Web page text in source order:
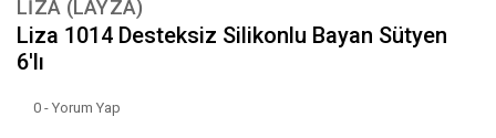
LIZA (LAYZA)
Liza 1014 Desteksiz Silikonlu Bayan Sütyen
6'lı
0 - Yorum Yap